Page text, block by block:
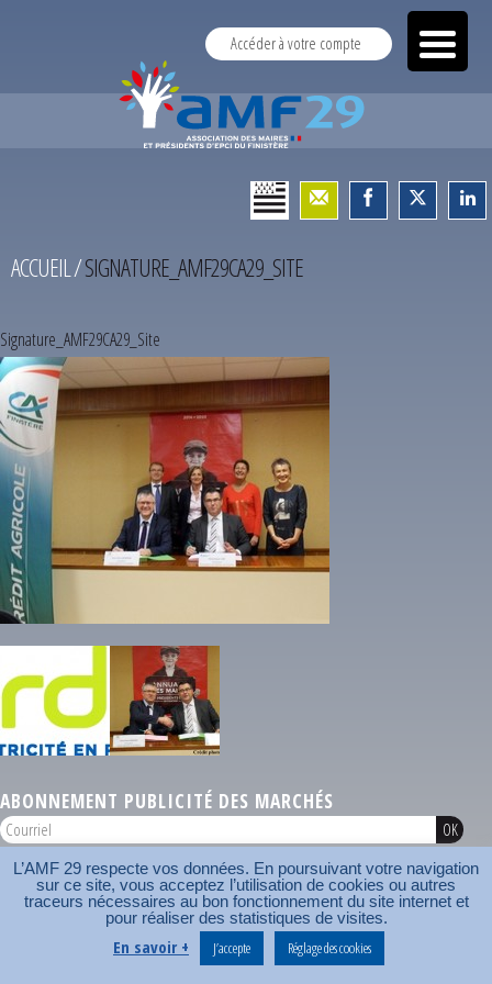
Accéder à votre compte
ACCUEIL/SIGNATURE_AMF29CA29_SITE
Signature_AMF29CA29_Site
ABONNEMENT PUBLICITÉ DES MARCHÉS
AMF 29 © 2026
Plan du site Nos coordonnées Mentions légales
Contact
Carrefour des communes
AMF
L’AMF 29 respecte vos données. En poursuivant votre navigation
sur ce site, vous acceptez l’utilisation de cookies ou autres
traceurs nécessaires au bon fonctionnement du site internet et
pour réaliser des statistiques de visites.
En savoir + J’accepte Réglage des cookies